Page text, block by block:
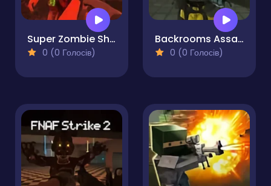
Super Zombie Shooter
0 (0 Голосів)
Backrooms Assault
0 (0 Голосів)